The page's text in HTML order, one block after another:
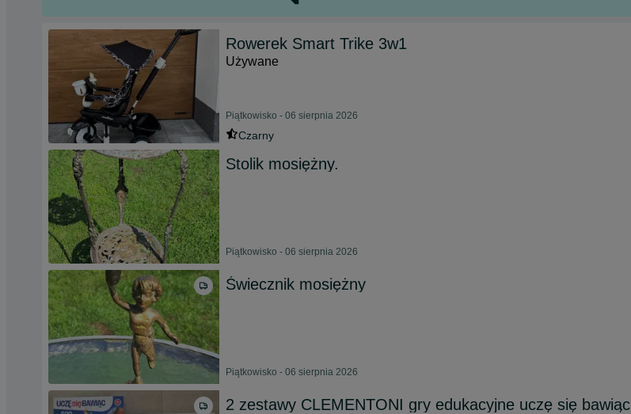
Rowerek Smart Trike 3w1
Używane
Piątkowisko - 06 sierpnia 2026
Czarny
Stolik mosiężny.
Piątkowisko - 06 sierpnia 2026
Świecznik mosiężny
Piątkowisko - 06 sierpnia 2026
2 zestawy CLEMENTONI gry edukacyjne uczę się bawiąc